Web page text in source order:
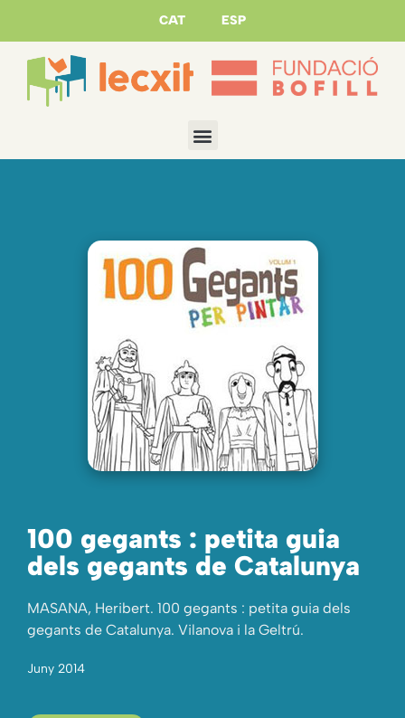
CAT ESP
100 gegants : petita guia
dels gegants de Catalunya
MASANA, Heribert. 100 gegants : petita guia dels
gegants de Catalunya. Vilanova i la Geltrú.
Juny 2014